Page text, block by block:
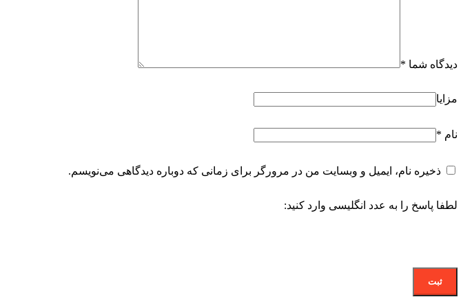
دیدگاه شما *
مزایا
نام *
ذخیره نام، ایمیل و وبسایت من در مرورگر برای زمانی که دوباره دیدگاهی می‌نویسم.
لطفا پاسخ را به عدد انگلیسی وارد کنید: